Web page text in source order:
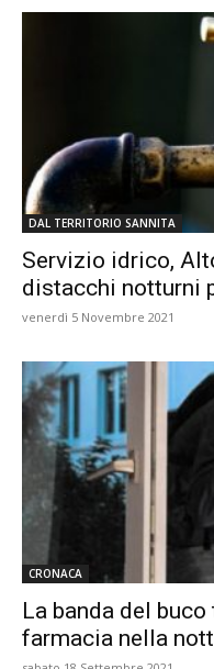
DAL TERRITORIO SANNITA
Servizio idrico,
distacchi notturni
venerdì 5 Novembre 2021
CRONACA
La banda del
farmacia nella